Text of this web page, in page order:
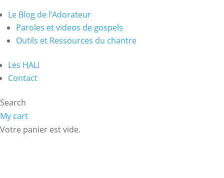
Le Blog de l’Adorateur
Paroles et videos de gospels
Outils et Ressources du chantre
Les HALI
Contact
Search
My cart
Votre panier est vide.